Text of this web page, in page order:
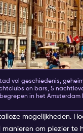
vol geschiedenis,
en bars, 5
in het Amsterdam
mogelijkheden.
om plezier te